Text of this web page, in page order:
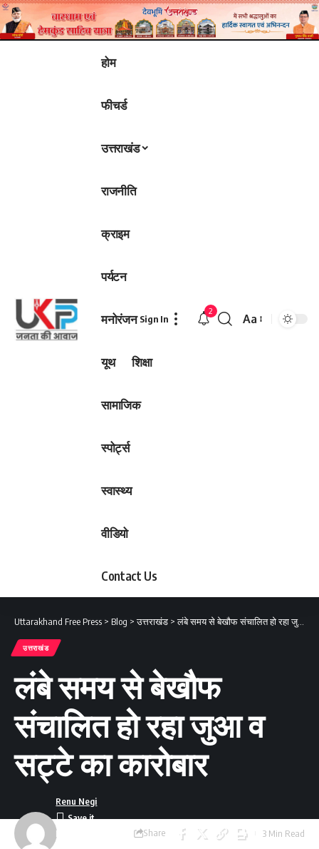
होम
फीचर्ड
उत्तराखंड
राजनीति
क्राइम
पर्यटन
मनोरंजन
यूथ शिक्षा
सामाजिक
स्पोर्ट्स
स्वास्थ्य
वीडियो
Contact Us
Sign In
2
Font
Aa
Uttarakhand Free Press > Blog >उत्तराखंड >लंबे समय से बेखौफ संचालित हो रहा जुआ व सट्टे का कारोबार
उत्तराखंड
लंबे समय से बेखौफ
संचालित हो रहा जुआ व
सट्टे का कारोबार
Last updated:
Renu Negi
Share 3 Min Read